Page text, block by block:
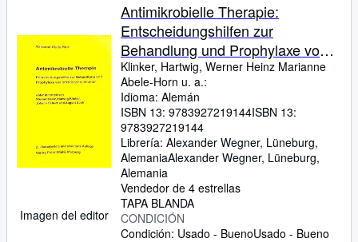
Imagen del editor
Antimikrobielle Therapie:
Entscheidungshilfen zur
Behandlung und Prophylaxe von
Infektionskrankheiten
Klinker, Hartwig, Werner Heinz Marianne
Abele-Horn u. a.:
Idioma: Alemán
ISBN 13: 9783927219144ISBN 13:
9783927219144
Librería: Alexander Wegner, Lüneburg,
AlemaniaAlexander Wegner, Lüneburg,
Alemania
Vendedor de 4 estrellas
TAPA BLANDA
CONDICIÓN
Condición: Usado - BuenoUsado - Bueno